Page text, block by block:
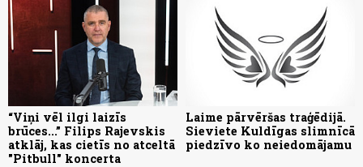
“Viņi vēl ilgi laizīs
brūces...” Filips Rajevskis
atklāj, kas cietīs no atceltā
"Pitbull" koncerta
Laime pārvēršas traģēdijā.
Sieviete Kuldīgas slimnīcā
piedzīvo ko neiedomājamu